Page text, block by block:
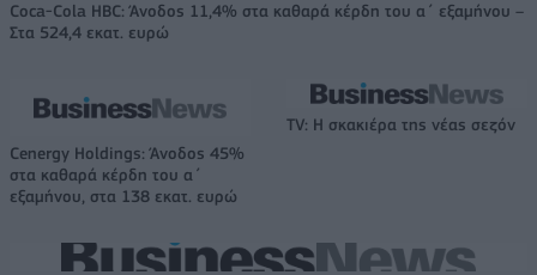
Coca-Cola HBC: Άνοδος 11,4% στα καθαρά κέρδη του α΄ εξαμήνου –
Στα 524,4 εκατ. ευρώ
Cenergy Holdings: Άνοδος 45%
στα καθαρά κέρδη του α΄
εξαμήνου, στα 138 εκατ. ευρώ
TV: Η σκακιέρα της νέας σεζόν